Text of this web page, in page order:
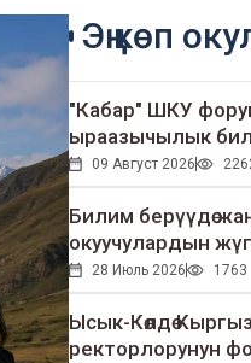
Эң көп
"Кабар" ШКУ форумун
ыраазычылык
09 Август 2026
Билим берүүдө
окуучулардын жүгү
28 Июль 2026 1763
Ысык-Көлдө
ректорлорунун